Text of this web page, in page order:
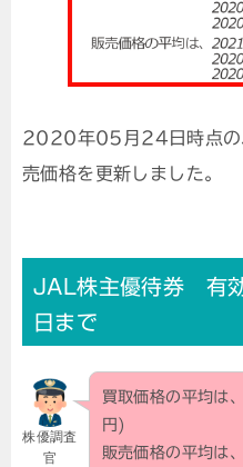
2020年05月24日時点の
売価格を更新しました。
JAL株主優待券 有
日まで
株優調査
官
買取価格の平均は、
円)
販売価格の平均は、